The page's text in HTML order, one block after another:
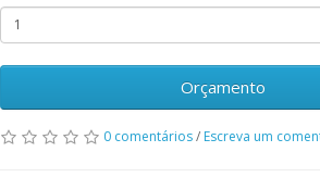
Orçamento
0 comentários/ Escreva um